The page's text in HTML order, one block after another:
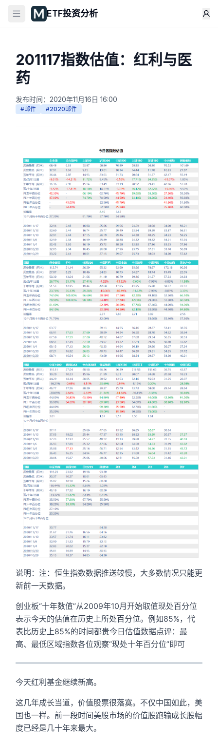
ETF投资分析
201117指数估值：红利与医
药
发布时间： 2020年11月16日 16:00
#邮件 #2020邮件
说明：注：恒生指数数据推送较慢，大多数情况只能更
新前一天数据。
创业板“十年数值”从2009年10月开始取值现处百分位
表示今天的估值在历史上所处百分位。例如85%，代
表比历史上85%的时间都贵今日估值数据点评：最
高、最低区域指数各位观察“现处十年百分位”即可
今天红利基金继续新高。
这几年成长当道，价值股票很落寞。不仅中国如此，美
国也一样。前一段时间美股市场的价值股跑输成长股幅
度已经是几十年来最大。